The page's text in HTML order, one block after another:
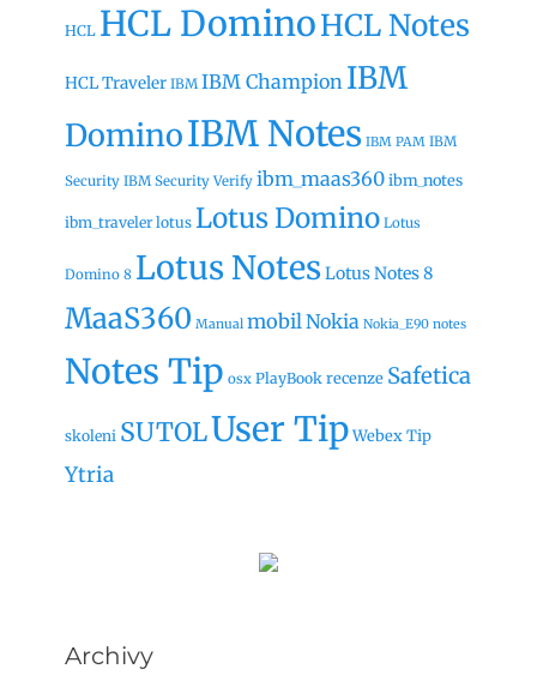
HCL HCL DominoHCL Notes
HCL Traveler IBM IBM Champion IBM
DominoIBM Notes IBM PAM IBM
Security IBM Security Verify ibm_maas360ibm_notes
ibm_traveler lotus Lotus Domino Lotus
Domino 8 Lotus Notes Lotus Notes 8
MaaS360 Manual mobil Nokia Nokia_E90 notes
Notes Tip osx PlayBook recenze Safetica
skoleni SUTOLUser TipWebex Tip
Ytria
Archivy